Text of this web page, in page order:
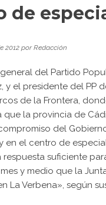
de
2012 porRedacción
del Partido
y el presidente del PP
de la Frontera,
que la provincia de
del
en el centro de
suficiente
y medio que la
La Verbena», según